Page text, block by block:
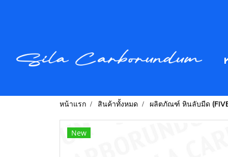
หน้าแรก สินค้าทั้งหมด ผลิตภัณฑ์ หินลับมีด
New